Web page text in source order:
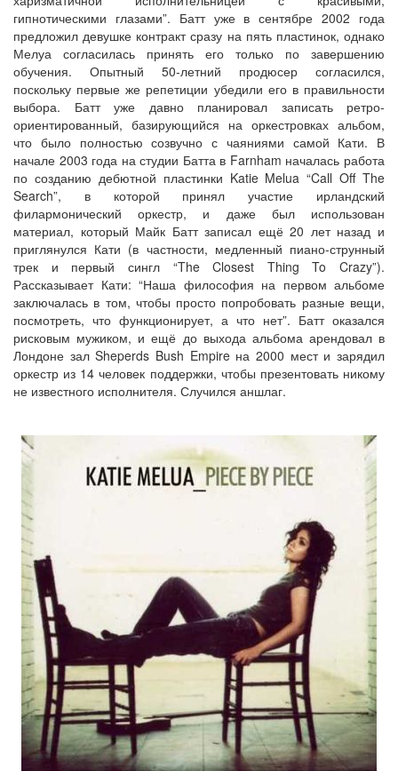
гипнотическими глазами”. Батт уже в сентябре 2002 года
предложил девушке контракт сразу на пять пластинок, однако
Мелуа согласилась принять его только по завершению
обучения. Опытный 50-летний продюсер согласился,
поскольку первые же репетиции убедили его в правильности
выбора. Батт уже давно планировал записать ретро-
ориентированный, базирующийся на оркестровках альбом,
что было полностью созвучно с чаяниями самой Кати. В
начале 2003 года на студии Батта в Farnham началась работа
по созданию дебютной пластинки Katie Melua “Call Off The
Search”, в которой принял участие ирландский
филармонический оркестр, и даже был использован
материал, который Майк Батт записал ещё 20 лет назад и
приглянулся Кати (в частности, медленный пиано-струнный
трек и первый сингл “The Closest Thing To Crazy”).
Рассказывает Кати: “Наша философия на первом альбоме
заключалась в том, чтобы просто попробовать разные вещи,
посмотреть, что функционирует, а что нет”. Батт оказался
рисковым мужиком, и ещё до выхода альбома арендовал в
Лондоне зал Sheperds Bush Empire на 2000 мест и зарядил
оркестр из 14 человек поддержки, чтобы презентовать никому
не известного исполнителя. Случился аншлаг.